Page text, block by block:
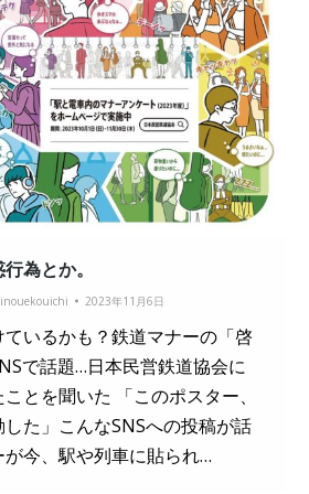
為とか。
inouekouichi 2023年11月6日
いるかも？鉄道マナーの「啓
で話題…日本民営鉄道協会に
とを聞いた 「このポスター、
た」こんなSNSへの投稿が話
今、駅や列車に貼られ…